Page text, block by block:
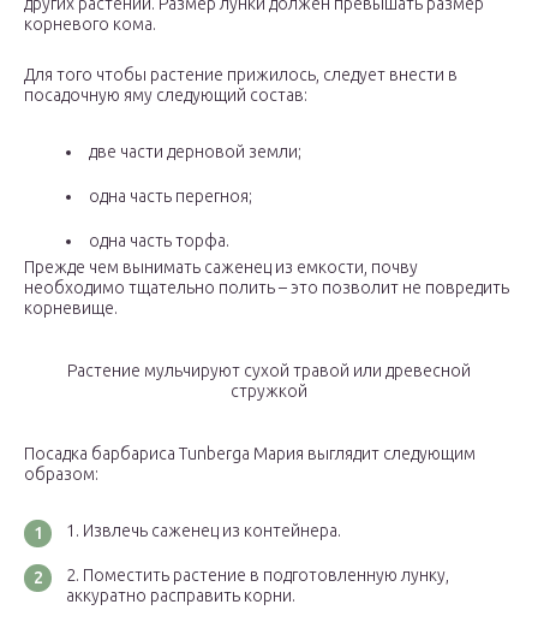
корневого кома.
Для того чтобы растение прижилось, следует внести в
посадочную яму следующий состав:
две части дерновой земли;
одна часть перегноя;
одна часть торфа.
Прежде чем вынимать саженец из емкости, почву
необходимо тщательно полить – это позволит не повредить
корневище.
Растение мульчируют сухой травой или древесной
стружкой
Посадка барбариса Tunberga Мария выглядит следующим
образом:
Извлечь саженец из контейнера.
Поместить растение в подготовленную лунку,
аккуратно расправить корни.